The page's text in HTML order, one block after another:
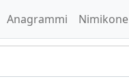
Anagrammi Nimikone